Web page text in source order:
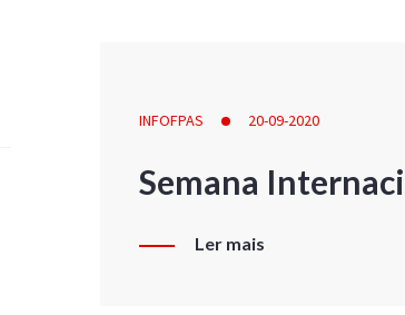
INFOFPAS 20-09-2020
Semana
Ler mais